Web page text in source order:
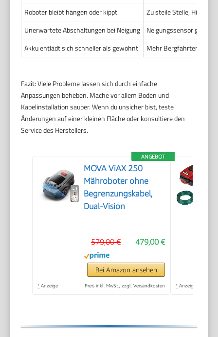
Roboter bleibt hängen oder kippt
Zu steile Stelle,
Unerwartete Abschaltungen bei Neigung
Neigungssensor greift,
Akku entlädt sich schneller als gewohnt
Mehr Bergfahrten,
Fazit: Viele Probleme lassen sich durch einfache
Anpassungen beheben. Mache vor allem Boden und
Kabelinstallation sauber. Wenn du unsicher bist, teste
Änderungen auf einer kleinen Fläche oder konsultiere den
Service des Herstellers.
ANGEBOT
MOVA ViAX 250
Mähroboter ohne
Begrenzungskabel,
Dual-Vision
479,00 €
579,00 €
Bei Amazon ansehen
* Anzeige Preis inkl. MwSt., zzgl. Versandkosten * Anzeige